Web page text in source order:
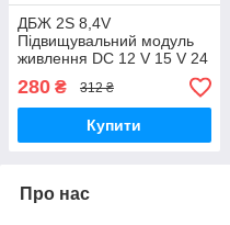
ДБЖ 2S 8,4V
Підвищувальний модуль
живлення DC 12 V 15 V 24
UPS
280 ₴ 312 ₴
Купити
Про нас